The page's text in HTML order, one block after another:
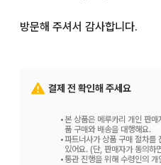
방문해 주셔서 감사합니다.
결제 전 확인해 주세요
•본 상품은 메루카리 개인 판
품 구매와 배송을 대행해요.
•파트너사가 상품 구매 절차를
있어요. (단, 판매자가 동의하
•통관 진행을 위해 수령인의